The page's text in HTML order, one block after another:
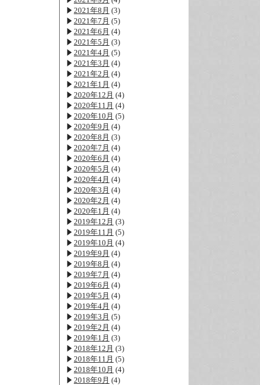
2021年8月 (3)
2021年7月 (5)
2021年6月 (4)
2021年5月 (3)
2021年4月 (5)
2021年3月 (4)
2021年2月 (4)
2021年1月 (4)
2020年12月 (4)
2020年11月 (4)
2020年10月 (5)
2020年9月 (4)
2020年8月 (3)
2020年7月 (4)
2020年6月 (4)
2020年5月 (4)
2020年4月 (4)
2020年3月 (4)
2020年2月 (4)
2020年1月 (4)
2019年12月 (3)
2019年11月 (5)
2019年10月 (4)
2019年9月 (4)
2019年8月 (4)
2019年7月 (4)
2019年6月 (4)
2019年5月 (4)
2019年4月 (4)
2019年3月 (5)
2019年2月 (4)
2019年1月 (3)
2018年12月 (3)
2018年11月 (5)
2018年10月 (4)
2018年9月 (4)